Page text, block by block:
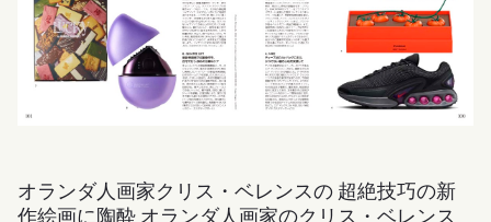
オランダ人画家クリス・ベレンスの 超絶技巧の新
作絵画に陶酔 オランダ人画家のクリス・ベレンス